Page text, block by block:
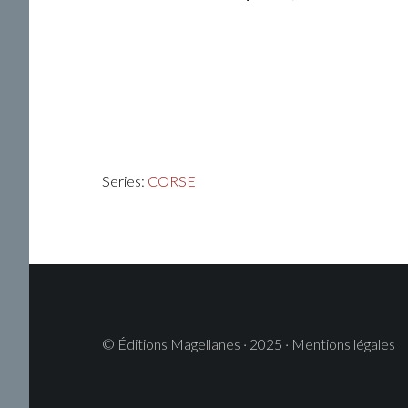
Series: CORSE
© Éditions Magellanes · 2025 · Mentions légales